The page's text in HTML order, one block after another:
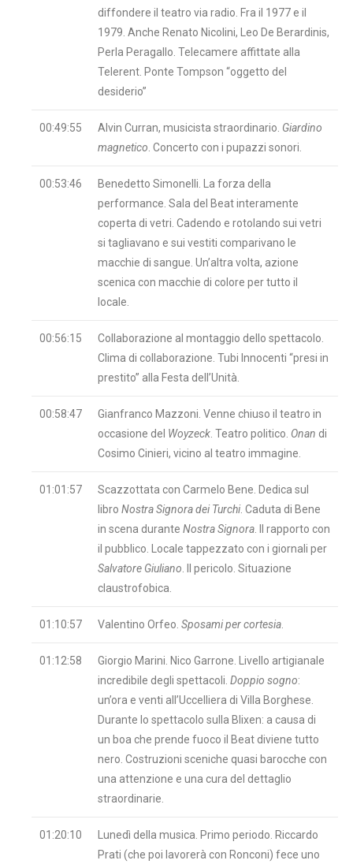
diffondere il teatro via radio. Fra il 1977 e il
1979. Anche Renato Nicolini, Leo De Berardinis,
Perla Peragallo. Telecamere affittate alla
Telerent. Ponte Tompson “oggetto del
desiderio”
00:49:55 Alvin Curran, musicista straordinario. Giardino
magnetico . Concerto con i pupazzi sonori.
00:53:46
Benedetto Simonelli. La forza della
performance. Sala del Beat interamente
coperta di vetri. Cadendo e rotolando sui vetri
si tagliavano e sui vestiti comparivano le
macchie di sangue. Un’altra volta, azione
scenica con macchie di colore per tutto il
locale.
00:56:15
Collaborazione al montaggio dello spettacolo.
Clima di collaborazione. Tubi Innocenti “presi in
prestito” alla Festa dell’Unità.
00:58:47
Gianfranco Mazzoni. Venne chiuso il teatro in
occasione del Woyzeck . Teatro politico. Onan di
Cosimo Cinieri, vicino al teatro immagine.
01:01:57
Scazzottata con Carmelo Bene. Dedica sul
libro Nostra Signora dei Turchi . Caduta di Bene
in scena durante Nostra Signora . Il rapporto con
il pubblico. Locale tappezzato con i giornali per
Salvatore Giuliano . Il pericolo. Situazione
claustrofobica.
01:10:57 Valentino Orfeo. Sposami per cortesia
01:12:58
Giorgio Marini. Nico Garrone. Livello artigianale
incredibile degli spettacoli. Doppio sogno:
un’ora e venti all’Uccelliera di Villa Borghese.
Durante lo spettacolo sulla Blixen: a causa di
un boa che prende fuoco il Beat diviene tutto
nero. Costruzioni sceniche quasi barocche con
una attenzione e una cura del dettaglio
straordinarie.
01:20:10
Lunedì della musica. Primo periodo. Riccardo
Prati (che poi lavorerà con Ronconi) fece uno